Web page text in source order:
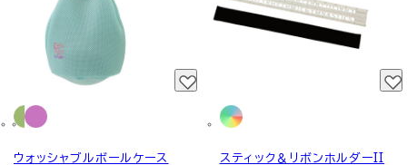
ウォッシャブルボールケース スティック＆リボンホルダーII